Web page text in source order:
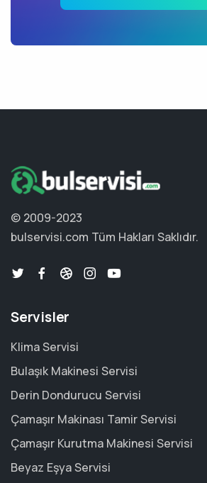
© 2009-2023
bulservisi.com Tüm Hakları Saklıdır.
Servisler
Klima Servisi
Bulaşık Makinesi Servisi
Derin Dondurucu Servisi
Çamaşır Makinası Tamir Servisi
Çamaşır Kurutma Makinesi Servisi
Beyaz Eşya Servisi